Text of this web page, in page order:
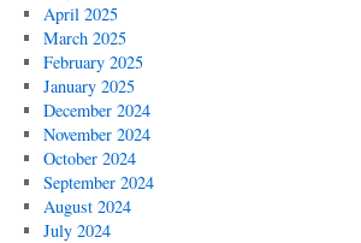
April 2025
March 2025
February 2025
January 2025
December 2024
November 2024
October 2024
September 2024
August 2024
July 2024